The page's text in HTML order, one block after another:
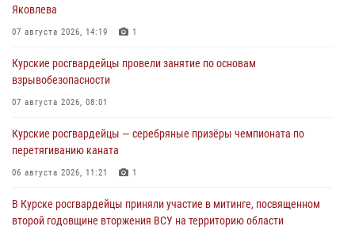
Яковлева
07 августа 2026, 14:19 1
Курские росгвардейцы провели занятие по основам
взрывобезопасности
07 августа 2026, 08:01
Курские росгвардейцы — серебряные призёры чемпионата по
перетягиванию каната
06 августа 2026, 11:21 1
В Курске росгвардейцы приняли участие в митинге, посвященном
второй годовщине вторжения ВСУ на территорию области